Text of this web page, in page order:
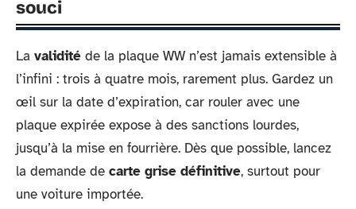
souci
La validité de la plaque WW n’est jamais extensible à
l’infini : trois à quatre mois, rarement plus. Gardez un
œil sur la date d’expiration, car rouler avec une
plaque expirée expose à des sanctions lourdes,
jusqu’à la mise en fourrière. Dès que possible, lancez
la demande de carte grise définitive, surtout pour
une voiture importée.